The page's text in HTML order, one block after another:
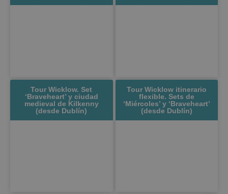
Tour Wicklow. Set
‘Braveheart’ y ciudad
medieval de Kilkenny
(desde Dublín)
Tour Wicklow itinerario
flexible. Sets de
‘Miércoles’ y ‘Braveheart’
(desde Dublín)